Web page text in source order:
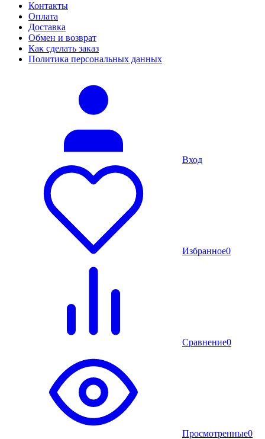
Контакты
Оплата
Доставка
Обмен и возврат
Как сделать заказ
Политика персональных данных
Вход
Избранное0
Сравнение0
Просмотренные0